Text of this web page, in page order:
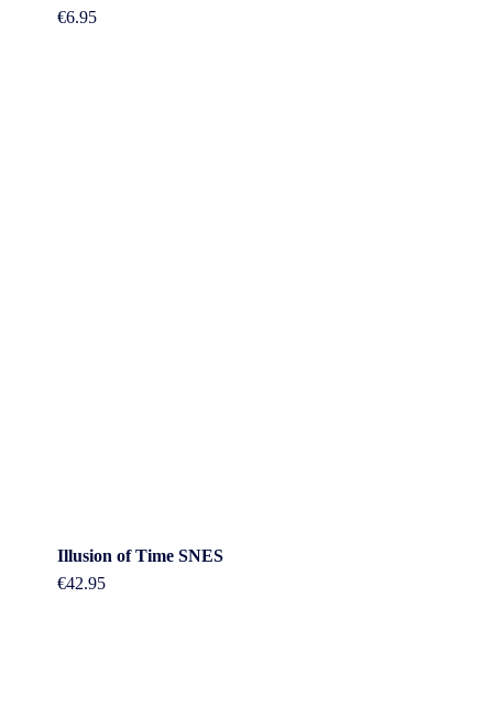
€6.95
Illusion of Time SNES
€42.95